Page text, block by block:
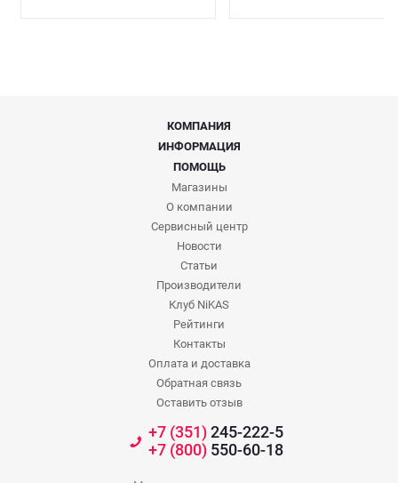
КОМПАНИЯ
ИНФОРМАЦИЯ
ПОМОЩЬ
Магазины
О компании
Сервисный центр
Новости
Статьи
Производители
Клуб NiKAS
Рейтинги
Контакты
Оплата и доставка
Обратная связь
Оставить отзыв
+7 (351)245-222-5
+7 (800)550-60-18